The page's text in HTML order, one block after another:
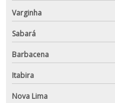
Varginha
Sabará
Barbacena
Itabira
Nova Lima